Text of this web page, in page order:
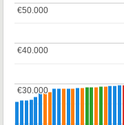
€30.000
€30.000
€40.000
€40.000
€50.000
€50.000